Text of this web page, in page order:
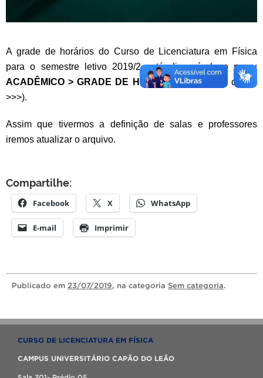
A grade de horários do Curso de Licenciatura em Física
para o semestre letivo 2019/2 está disponível no menu
ACADÊMICO > GRADE DE HORÁRIOS 2019/2
(à direita
>>>).
Assim que tivermos a definição de salas e professores
iremos atualizar o arquivo.
Compartilhe:
Facebook X WhatsApp
E-mail Imprimir
Publicado em 23/07/2019, na categoria Sem categoria.
CURSO DE LICENCIATURA EM FÍSICA
CAMPUS UNIVERSITÁRIO CAPÃO DO LEÃO